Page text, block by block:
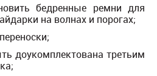
бедренные ремни для
на волнах и порогах;
доукомплектована третьим